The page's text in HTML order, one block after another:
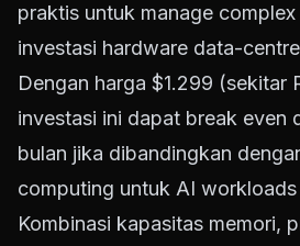
praktis untuk manage
investasi hardware data-
Dengan harga $1.299 (sekitar
investasi ini dapat break even
bulan jika dibandingkan
computing untuk AI
Kombinasi kapasitas memori,